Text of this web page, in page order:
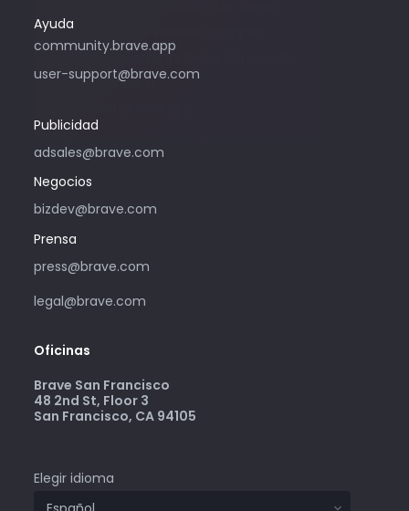
Ayuda
community.brave.app
user-support@brave.com
Publicidad
adsales@brave.com
electrónico si le interesa comprar
publicidad mediante Brave. Si necesita
ayuda, ingrese a
Negocios
bizdev@brave.com
Prensa
press@brave.com
legal@brave.com
Oficinas
Brave San Francisco
48 2nd St, Floor 3
San Francisco, CA 94105
Elegir idioma